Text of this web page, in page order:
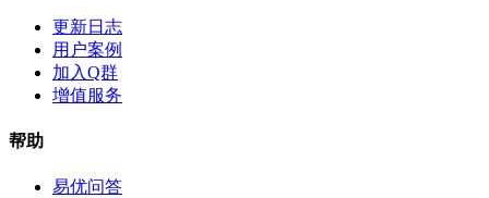
更新日志
用户案例
加入Q群
增值服务
帮助
易优问答